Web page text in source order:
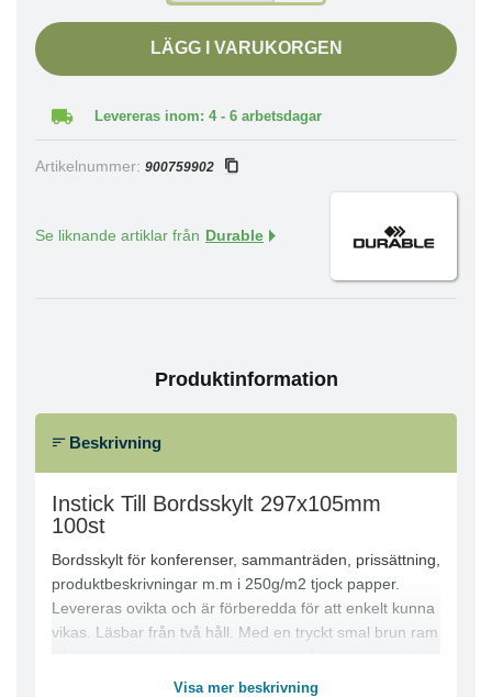
LÄGG I VARUKORGEN
Levereras inom: 4 - 6 arbetsdagar
Artikelnummer: 900759902
Se liknande artiklar från Durable
Produktinformation
Beskrivning
Instick Till Bordsskylt 297x105mm
100st
Bordsskylt för konferenser, sammanträden, prissättning,
produktbeskrivningar m.m i 250g/m2 tjock papper.
Levereras ovikta och är förberedda för att enkelt kunna
vikas. Läsbar från två håll. Med en tryckt smal brun ram
vita bordsskyltar. Kan även användas som
Visa mer beskrivning